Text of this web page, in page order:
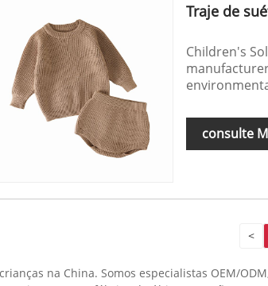
Traje de
Children's
consulte
<
na China. Somos especialistas OEM/